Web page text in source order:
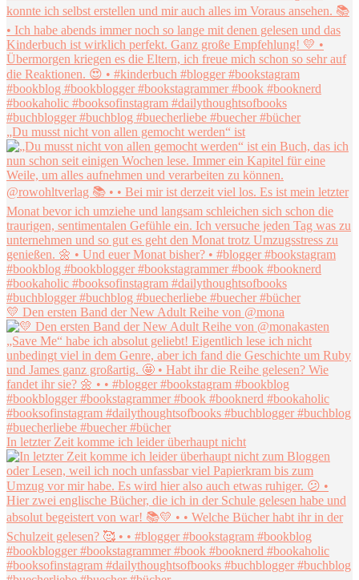
„Du musst nicht von allen gemocht werden“ ist
💛 Den ersten Band der New Adult Reihe von @mona
In letzter Zeit komme ich leider überhaupt nicht